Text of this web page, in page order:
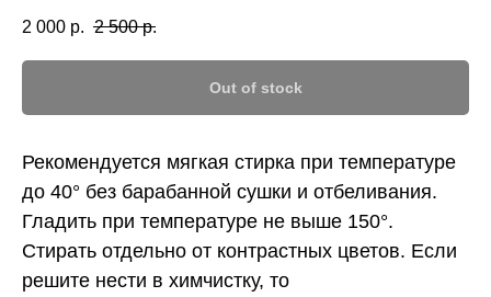
2 000 р. 2 500 р.
Out of stock
Рекомендуется мягкая стирка при температуре
до 40° без барабанной сушки и отбеливания.
Гладить при температуре не выше 150°.
Стирать отдельно от контрастных цветов. Если
решите нести в химчистку, то